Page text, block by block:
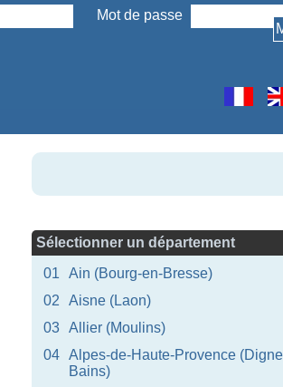
Mot de passe
Sélectionner un département
01
Ain (Bourg-en-Bresse)
02
Aisne (Laon)
03
Allier (Moulins)
04
Alpes-de-Haute-Provence
Bains)